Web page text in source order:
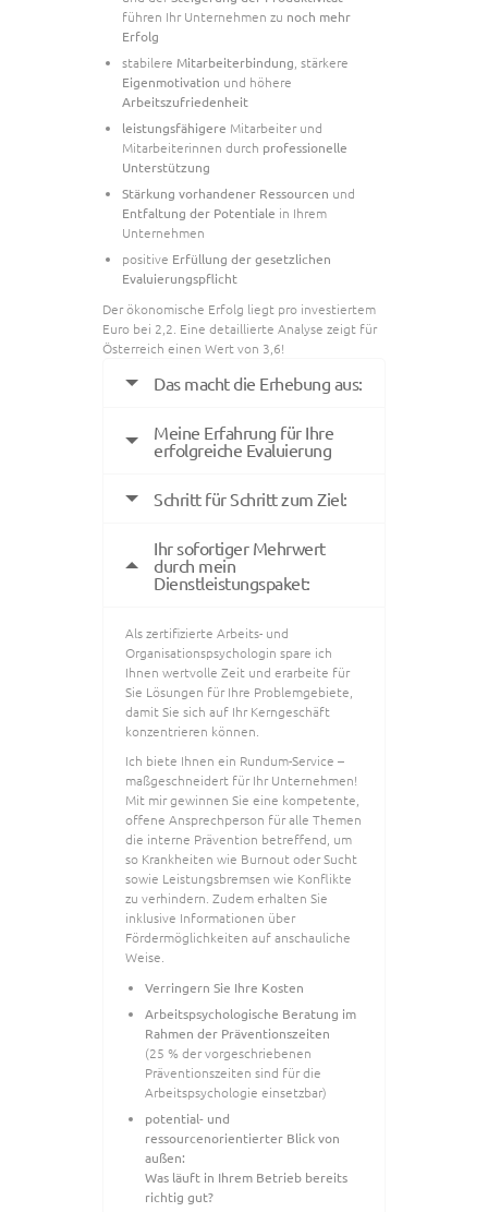
führen Ihr Unternehmen zu noch mehr
Erfolg
stabilere Mitarbeiterbindung , stärkere
Eigenmotivation und höhere
Arbeitszufriedenheit
leistungsfähigere Mitarbeiter und
Mitarbeiterinnen durch professionelle
Unterstützung
Stärkung vorhandener Ressourcen und
Entfaltung der Potentiale in Ihrem
Unternehmen
positive Erfüllung der gesetzlichen
Evaluierungspflicht
Der ökonomische Erfolg liegt pro investiertem
Euro bei 2,2. Eine detaillierte Analyse zeigt für
Österreich einen Wert von 3,6!
Das macht die Erhebung aus:
Meine Erfahrung für Ihre
erfolgreiche Evaluierung
Schritt für Schritt zum Ziel:
Ihr sofortiger Mehrwert
durch mein
Dienstleistungspaket:
Als zertifizierte Arbeits- und
Organisationspsychologin spare ich
Ihnen wertvolle Zeit und erarbeite für
Sie Lösungen für Ihre Problemgebiete,
damit Sie sich auf Ihr Kerngeschäft
konzentrieren können.
Ich biete Ihnen ein Rundum-Service –
maßgeschneidert für Ihr Unternehmen!
Mit mir gewinnen Sie eine kompetente,
offene Ansprechperson für alle Themen
die interne Prävention betreffend, um
so Krankheiten wie Burnout oder Sucht
sowie Leistungsbremsen wie Konflikte
zu verhindern. Zudem erhalten Sie
inklusive Informationen über
Fördermöglichkeiten auf anschauliche
Weise.
Verringern Sie Ihre Kosten
Arbeitspsychologische Beratung im
Rahmen der Präventionszeiten
(25 % der vorgeschriebenen
Präventionszeiten sind für die
Arbeitspsychologie einsetzbar)
potential- und
ressourcenorientierter Blick von
außen:
Was läuft in Ihrem Betrieb bereits
richtig gut?